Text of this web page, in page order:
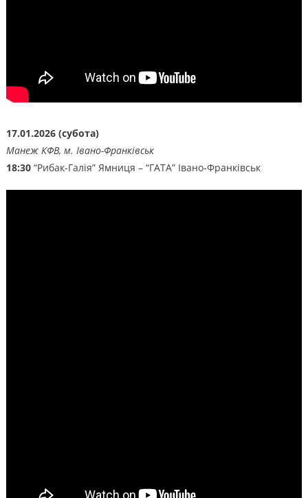
17.01.2026 (субота)
Манеж КФВ, м. Івано-Франківськ
18:30“Рибак-Галія” Ямниця – “ГАТА” Івано-Франківськ